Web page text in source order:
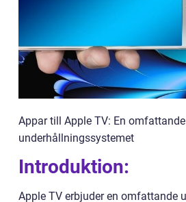
Appar till Apple TV: En
underhållningssystemet
Introduktion:
Apple TV erbjuder en omfattande